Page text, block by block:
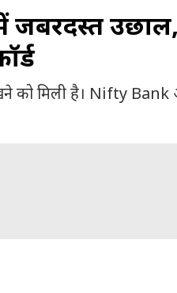
उछाल,
को मिली है। Nifty